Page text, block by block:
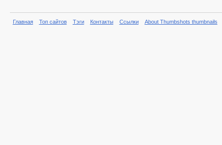
Главная Топ сайтов Тэги Контакты Ссылки About Thumbshots thumbnails